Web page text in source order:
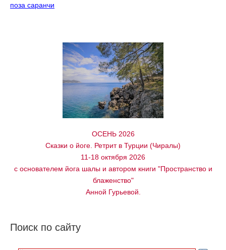
поза саранчи
ОСЕНЬ 2026
Сказки о йоге. Ретрит в Турции (Чиралы)
11-18 октября 2026
с основателем йога шалы и автором книги "Пространство и
блаженство"
Анной Гурьевой.
Поиск по сайту